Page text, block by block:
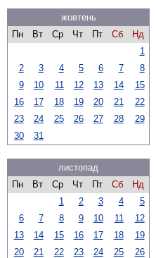
жовтень
Пн
Вт Ср Чт Пт Сб
Нд
1
2
3 4 5 6 7
8
9
10 11 12 13 14
15
16
17 18 19 20 21
22
23
24 25 26 27 28
29
30
31
листопад
Пн
Вт Ср Чт Пт Сб
Нд
1
2 3 4
5
6
7 8 9 10 11
12
13
14 15 16 17 18
19
20
21 22 23 24 25
26